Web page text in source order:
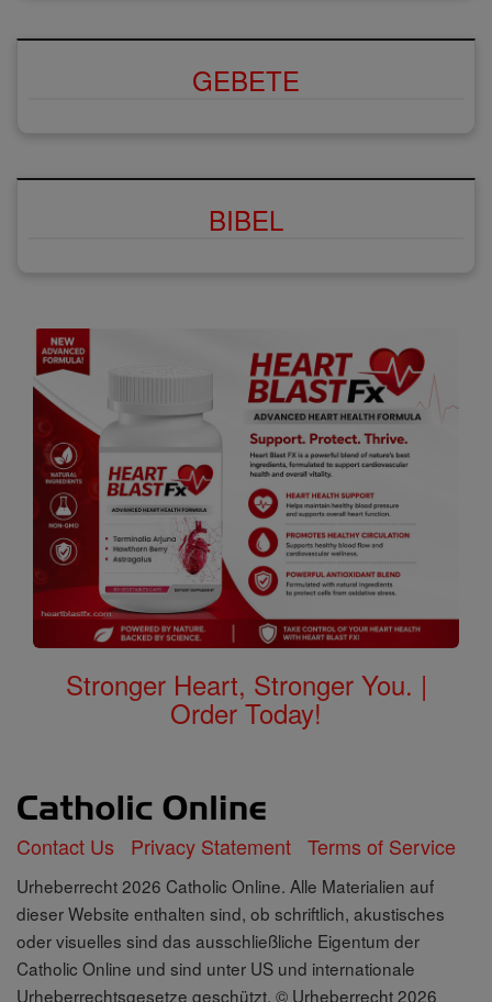
GEBETE
BIBEL
Stronger Heart, Stronger You. |
Order Today!
Contact Us Privacy Statement Terms of Service
Urheberrecht 2026 Catholic Online. Alle Materialien auf
dieser Website enthalten sind, ob schriftlich, akustisches
oder visuelles sind das ausschließliche Eigentum der
Catholic Online und sind unter US und internationale
Urheberrechtsgesetze geschützt, © Urheberrecht 2026